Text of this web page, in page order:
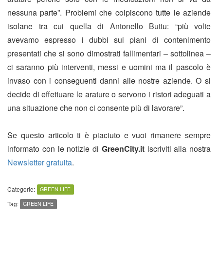
nessuna parte”. Problemi che colpiscono tutte le aziende
isolane tra cui quella di Antonello Buttu: “più volte
avevamo espresso i dubbi sui piani di contenimento
presentati che si sono dimostrati fallimentari – sottolinea –
ci saranno più interventi, messi e uomini ma il pascolo è
invaso con i conseguenti danni alle nostre aziende. O si
decide di effettuare le arature o servono i ristori adeguati a
una situazione che non ci consente più di lavorare”.
Se questo articolo ti è piaciuto e vuoi rimanere sempre
informato con le notizie di GreenCity.itiscriviti alla nostra
Newsletter gratuita.
Categorie: GREEN LIFE
Tag: GREEN LIFE